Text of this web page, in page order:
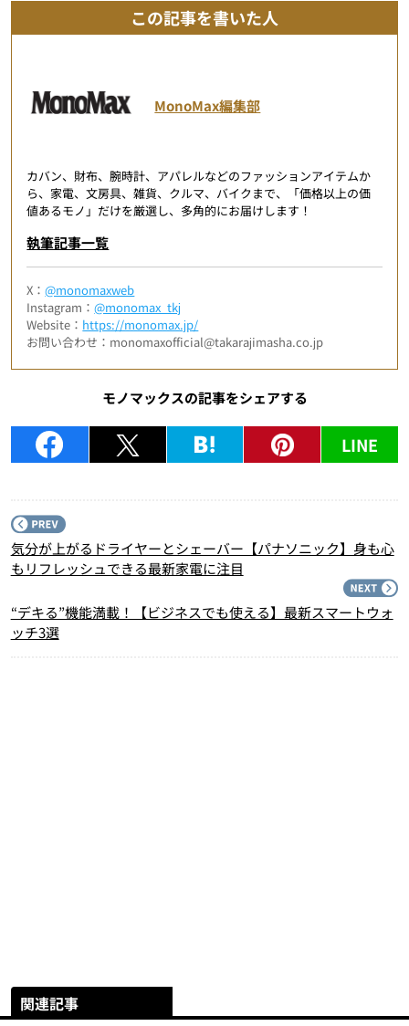
この記事を書いた人
MonoMax編集部
カバン、財布、腕時計、アパレルなどのファッションアイテムか
ら、家電、文房具、雑貨、クルマ、バイクまで、「価格以上の価
値あるモノ」だけを厳選し、多角的にお届けします！
執筆記事一覧
X：@monomaxweb
Instagram：@monomax_tkj
Website： https://monomax.jp/
お問い合わせ：monomaxofficial@takarajimasha.co.jp
モノマックスの記事をシェアする
LINE
気分が上がるドライヤーとシェーバー【パナソニック】身も心
もリフレッシュできる最新家電に注目
“デキる”機能満載！【ビジネスでも使える】最新スマートウォ
ッチ3選
関連記事